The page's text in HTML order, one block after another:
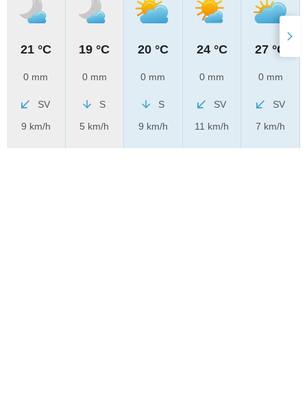
21 °C
0 mm
SV
9 km/h
19 °C
0 mm
S
5 km/h
20 °C
0 mm
S
9 km/h
24 °C
0 mm
SV
11 km/h
27 °C
0 mm
SV
7 km/h